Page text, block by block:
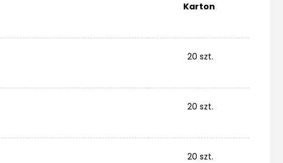
Karton
20 szt.
20 szt.
20 szt.